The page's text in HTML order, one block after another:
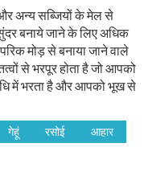
अन्य सब्जियों के मेल से
बनाये जाने के लिए अधिक
मोड़ से बनाया जाने वाले
से भरपूर होता है जो आपको
में भरता है और आपको भूख से
गेहूं रसोई
आहार